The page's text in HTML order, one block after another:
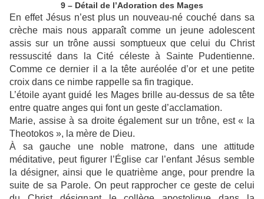
9 – Détail de l’Adoration des Mages
En effet Jésus n’est plus un nouveau-né couché dans sa
crèche mais nous apparaît comme un jeune adolescent
assis sur un trône aussi somptueux que celui du Christ
ressuscité dans la Cité céleste à Sainte Pudentienne.
Comme ce dernier il a la tête auréolée d’or et une petite
croix dans ce nimbe rappelle sa fin tragique.
L’étoile ayant guidé les Mages brille au-dessus de sa tête
entre quatre anges qui font un geste d’acclamation.
Marie, assise à sa droite également sur un trône, est « la
Theotokos », la mère de Dieu.
À sa gauche une noble matrone, dans une attitude
méditative, peut figurer l’Église car l’enfant Jésus semble
la désigner, ainsi que le quatrième ange, pour prendre la
suite de sa Parole. On peut rapprocher ce geste de celui